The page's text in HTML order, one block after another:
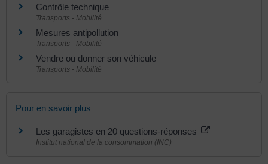
Contrôle technique
Transports - Mobilité
Mesures antipollution
Transports - Mobilité
Vendre ou donner son véhicule
Transports - Mobilité
Pour en savoir plus
Les garagistes en 20 questions-réponses
Institut national de la consommation (INC)